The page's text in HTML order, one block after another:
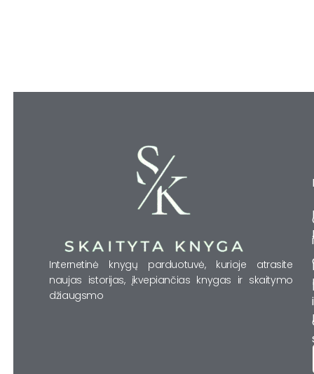
Internetinė knygų parduotuvė, kurioje atrasite
naujas istorijas, įkvepiančias knygas ir skaitymo
džiaugsmo